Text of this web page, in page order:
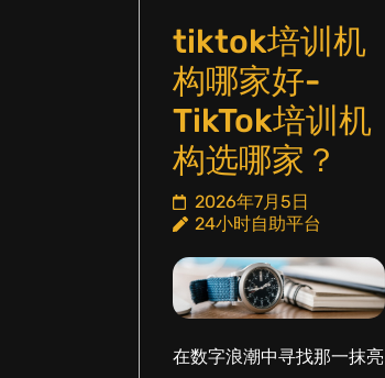
tiktok培训机
构哪家好-
TikTok培训机
构选哪家？
2026年7月5日
24小时自助平台
在数字浪潮中寻找那一抹亮